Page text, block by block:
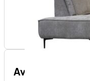
Avola trosed